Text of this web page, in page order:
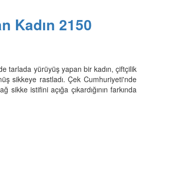
Kadın 2150
tarlada yürüyüş yapan bir kadın, çiftçilik
sikkeye rastladı. Çek Cumhuriyeti'nde
istifini açığa çıkardığının farkında